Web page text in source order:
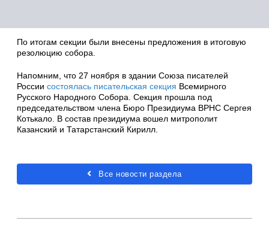
По итогам секции были внесены предложения в итоговую
резолюцию собора.
Напомним, что 27 ноября в здании Союза писателей
России состоялась писательская секция Всемирного
Русского Народного Собора. Секция прошла под
председательством члена Бюро Президиума ВРНС Сергея
Котькало. В состав президиума вошел митрополит
Казанский и Татарстанский Кирилл.
Все новости раздела